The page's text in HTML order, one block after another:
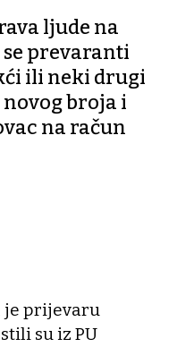
ljude na
prevaranti
ili neki drugi
broja i
na račun
je prijevaru
su iz PU